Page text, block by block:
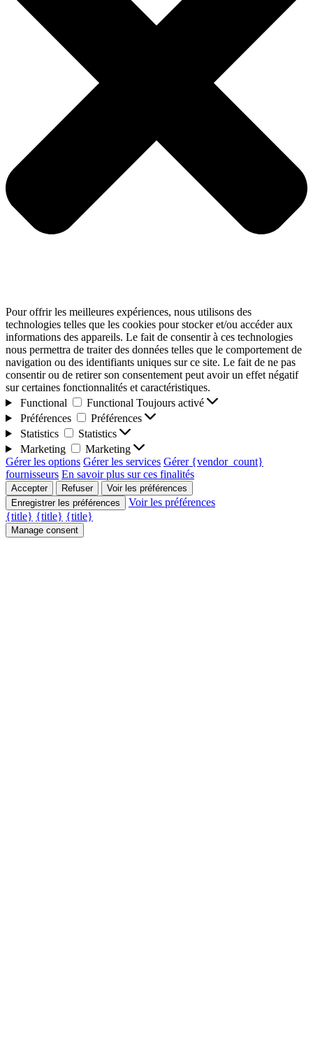
Pour offrir les meilleures expériences, nous utilisons des
technologies telles que les cookies pour stocker et/ou accéder aux
informations des appareils. Le fait de consentir à ces technologies
nous permettra de traiter des données telles que le comportement de
navigation ou des identifiants uniques sur ce site. Le fait de ne pas
consentir ou de retirer son consentement peut avoir un effet négatif
sur certaines fonctionnalités et caractéristiques.
Functional
Functional Toujours activé
Préférences
Préférences
Statistics
Statistics
Marketing
Marketing
Gérer les options Gérer les services Gérer {vendor_count}
fournisseurs En savoir plus sur ces finalités
Accepter Refuser
Voir les préférences
Enregistrer les préférences
Voir les préférences
{title} {title} {title}
Manage consent